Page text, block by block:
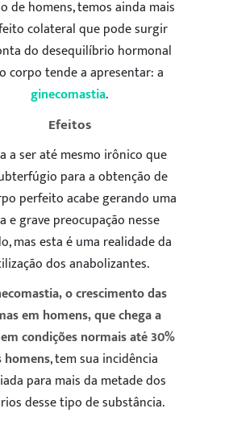
de homens, temos ainda mais
colateral que pode surgir
do desequilíbrio hormonal
corpo tende a apresentar: a
ginecomastia.
Efeitos
a ser até mesmo irônico que
para a obtenção de
perfeito acabe gerando uma
e grave preocupação nesse
mas esta é uma realidade da
dos anabolizantes.
o crescimento das
em homens, que chega a
condições normais até 30%
homens, tem sua incidência
para mais da metade dos
desse tipo de substância.